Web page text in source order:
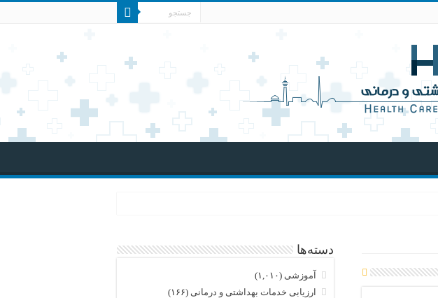
دسته‌ها
آموزشی (۱,۰۱۰)
ارزیابی خدمات بهداشتی و درمانی (۱۶۶)